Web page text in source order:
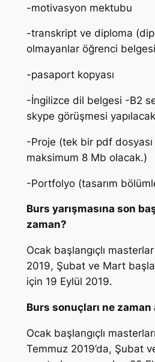
-motivasyon mektubu
-transkript ve diploma
olmayanlar öğrenci
-pasaport kopyası
-İngilizce dil belgesi -B2
skype görüşmesi
-Proje (tek bir pdf
maksimum 8 Mb olacak.)
-Portfolyo (tasarım
Burs yarışmasına son
zaman?
Ocak başlangıçlı
2019, Şubat ve Mart
için 19 Eylül 2019.
Burs sonuçları ne zaman
Ocak başlangıçlı
Temmuz 2019’da, Şubat